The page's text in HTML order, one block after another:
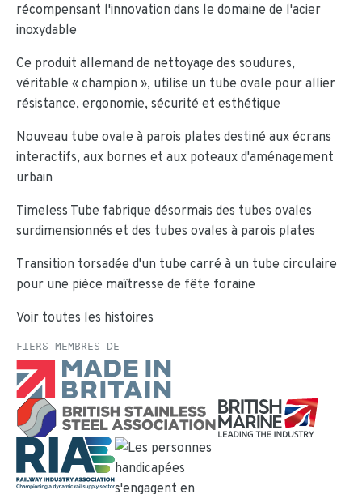
récompensant l'innovation dans le domaine de l'acier
inoxydable
Ce produit allemand de nettoyage des soudures,
véritable « champion », utilise un tube ovale pour allier
résistance, ergonomie, sécurité et esthétique
Nouveau tube ovale à parois plates destiné aux écrans
interactifs, aux bornes et aux poteaux d'aménagement
urbain
Timeless Tube fabrique désormais des tubes ovales
surdimensionnés et des tubes ovales à parois plates
Transition torsadée d'un tube carré à un tube circulaire
pour une pièce maîtresse de fête foraine
Voir toutes les histoires
FIERS MEMBRES DE